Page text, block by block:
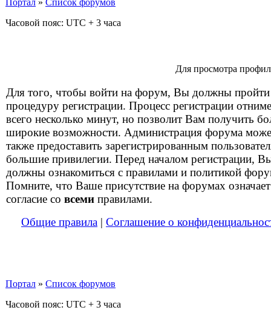
Портал » Список форумов
Часовой пояс: UTC + 3 часа
Для просмотра
Для того, чтобы войти на форум, Вы должны пройти
процедуру регистрации. Процесс регистрации
всего несколько минут, но позволит Вам получить
широкие возможности. Администрация форума
также предоставить зарегистрированным
большие привилегии. Перед началом регистрации,
должны ознакомиться с правилами и политикой
Помните, что Ваше присутствие на форумах означает
согласие со всеми правилами.
Общие правила | Соглашение о
Портал » Список форумов
Часовой пояс: UTC + 3 часа